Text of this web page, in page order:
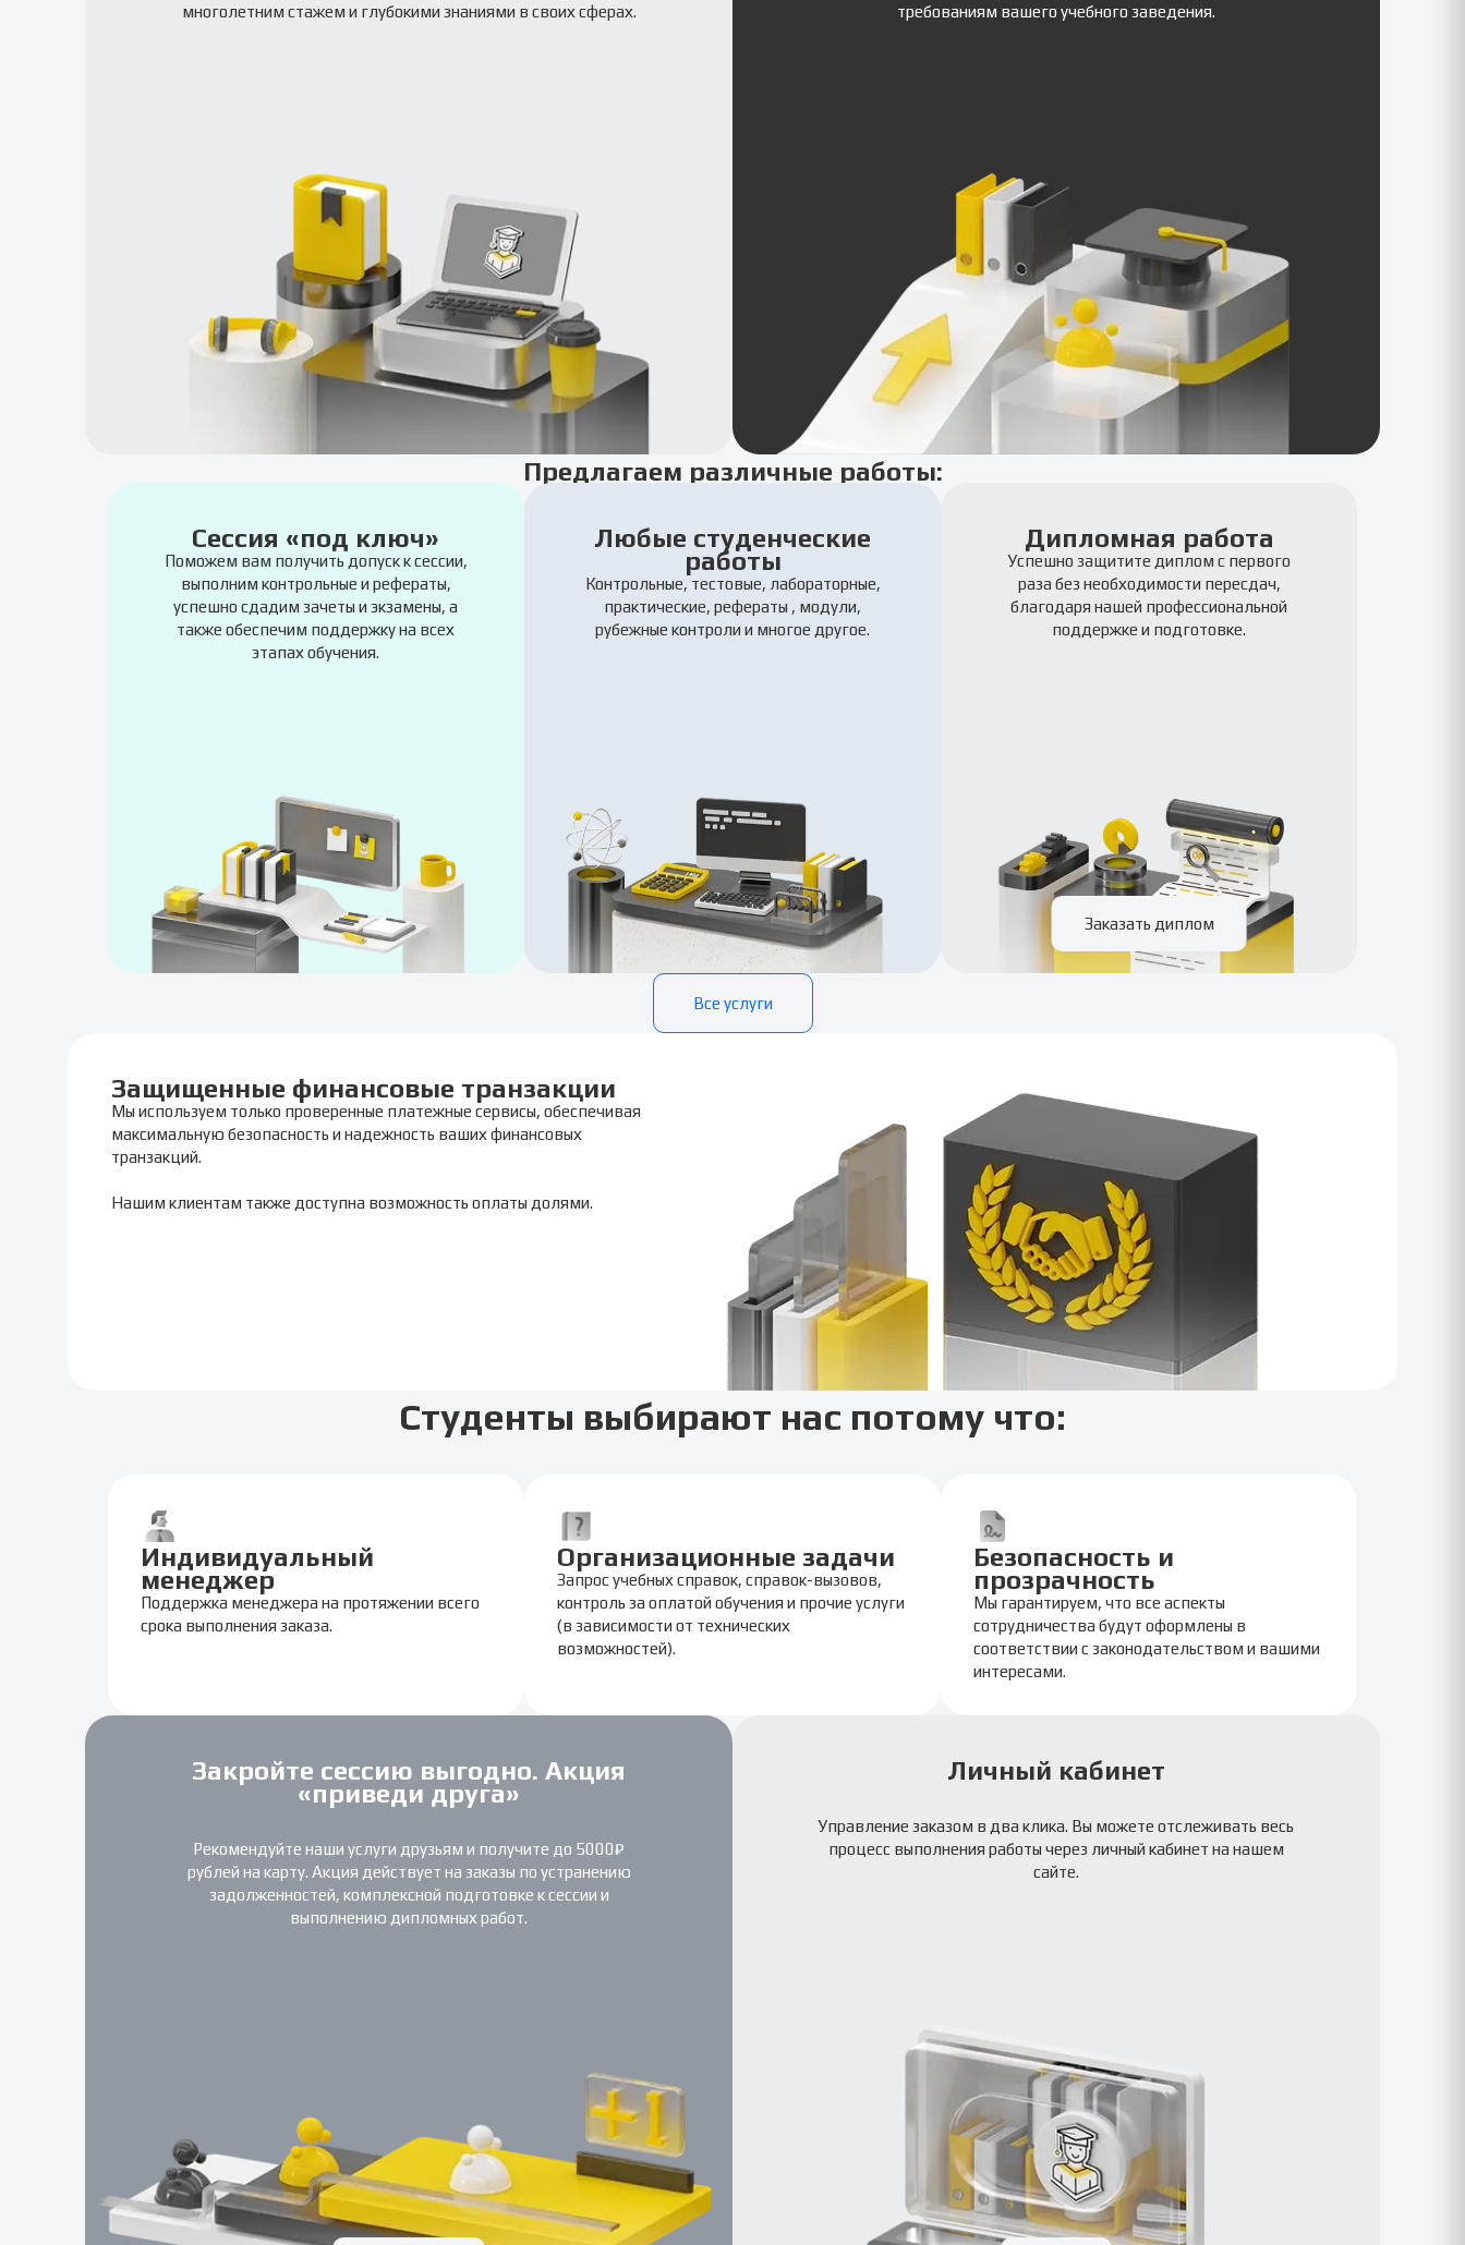
многолетним стажем и глубокими знаниями в своих сферах.
требованиям вашего учебного заведения.
Предлагаем различные работы:
Сессия «под ключ»
Поможем вам получить допуск к сессии,
выполним контрольные и рефераты,
успешно сдадим зачеты и экзамены, а
также обеспечим поддержку на всех
этапах обучения.
Любые студенческие
работы
Контрольные, тестовые, лабораторные,
практические, рефераты , модули,
рубежные контроли и многое другое.
Дипломная работа
Успешно защитите диплом с первого
раза без необходимости пересдач,
благодаря нашей профессиональной
поддержке и подготовке.
Заказать диплом
Все услуги
Защищенные финансовые транзакции
Мы используем только проверенные платежные сервисы, обеспечивая
максимальную безопасность и надежность ваших финансовых
транзакций.
Нашим клиентам также доступна возможность оплаты долями.
Студенты выбирают нас потому что:
Индивидуальный
менеджер
Поддержка менеджера на протяжении всего
срока выполнения заказа.
Организационные задачи
Запрос учебных справок, справок-вызовов,
контроль за оплатой обучения и прочие услуги
(в зависимости от технических
возможностей).
Безопасность и
прозрачность
Мы гарантируем, что все аспекты
сотрудничества будут оформлены в
соответствии с законодательством и вашими
интересами.
Закройте сессию выгодно. Акция
«приведи друга»
Рекомендуйте наши услуги друзьям и получите до 5000₽
рублей на карту. Акция действует на заказы по устранению
задолженностей, комплексной подготовке к сессии и
выполнению дипломных работ.
Личный кабинет
Управление заказом в два клика. Вы можете отслеживать весь
процесс выполнения работы через личный кабинет на нашем
сайте.